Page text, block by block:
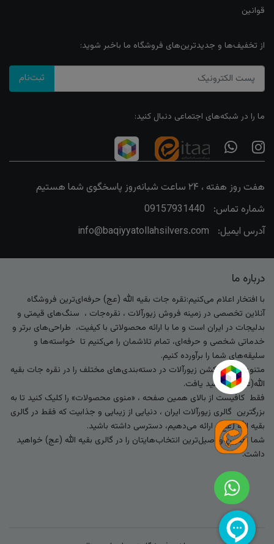
قوانین
از تخفیف‌ها و جدیدترین‌های فروشگاه ما باخبر شوید:
ثبت‌نام
ما را در شبکه‌های اجتماعی دنبال کنید:
هفت روز هفته ، ۲۴ ساعت شبانه‌روز پاسخگوی شما هستیم
شماره تماس:
09157931440
آدرس ایمیل:
info@baqiyyatollahsilvers.com
درباره ما
با افتخار اعلام می‌کنیم:نقره جات بقیه الله (عج) حرفه‌ای‌ترین فروشگاه
آنلاین تخصصی در زمینه فروش زیورآلات ، نقره‌جات ، سنگ‌های قیمتی و
بدلیجات در ایران است و ما با ارائه محصولاتی با کیفیت، طراحی‌های برتر و
خدماتی شخصی و حرفه‌ای، تمام تلاشمان را می‌کنیم تا خواسته‌ها و
سلیقه‌های شما را برآورده کنیم.
متنوع‌ترین کالکشن زیورآلات در دسته‌بندی‌های مختلف را در نقره جات بقیه
الله(عج) خواهید یافت.
فقط کافیست از بالای همین صفحه ، «منوی محصولات» را کلیک کنید تا به
بزرگترین گالری زیورآلات ایران ، دنیایی از زیبایی و جذابیت که فقط در گالری
بقیه الله (عج) ارائه می‌دهیم، دسترسی داشته باشید.
شما بهترین و اصیل‌ترین انتخاب‌هایتان را در گالری بقیه الله (عج) خواهید
داشت.